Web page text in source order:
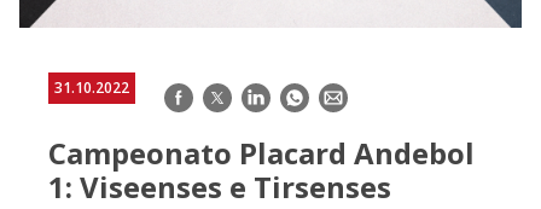
31.10.2022 Facebook
TwitterLinkedInWhatsApp
E-
Campeonato Placard Andebol
1: Viseenses e Tirsenses